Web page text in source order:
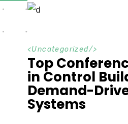
<Uncategorized/>
Top
in Control
Demand-
Systems